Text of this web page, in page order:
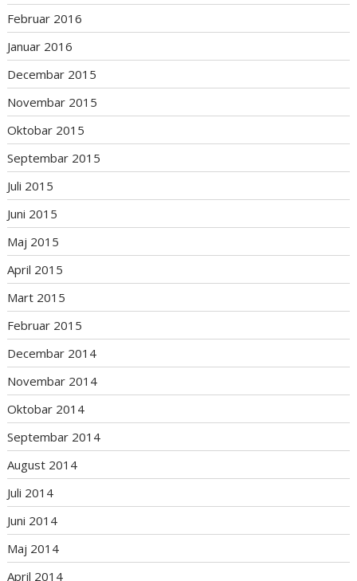
Februar 2016
Januar 2016
Decembar 2015
Novembar 2015
Oktobar 2015
Septembar 2015
Juli 2015
Juni 2015
Maj 2015
April 2015
Mart 2015
Februar 2015
Decembar 2014
Novembar 2014
Oktobar 2014
Septembar 2014
August 2014
Juli 2014
Juni 2014
Maj 2014
April 2014